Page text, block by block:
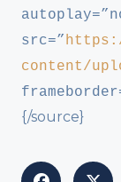
src=”
content/
{/source}